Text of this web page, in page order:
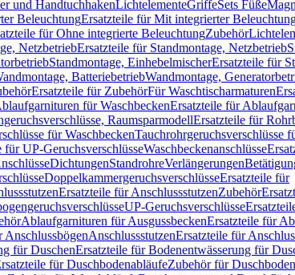
und HandtuchhakenLichtelementeGriffeSets Füße
BeleuchtungErsatzteile für Mit integrierter
für Ohne integrierte BeleuchtungZubehör
NetzbetriebErsatzteile für Standmontage, Netzbetrieb
Standmontage, EinhebelmischerErsatzteile für
BatteriebetriebWandmontage,
Ersatzteile für ZubehörFür Waschtischarmaturen
für WaschbeckenErsatzteile für
RaumsparmodellErsatzteile für
für WaschbeckenTauchrohrgeruchsverschlüsse
für UP-GeruchsverschlüsseWaschbeckenanschlüsse
DichtungenStandrohreVerlängerungen
DoppelkammergeruchsverschlüsseErsatzteile für
Ersatzteile für AnschlussstutzenZubehör
UP-Geruchsverschlüsse
Ablaufgarnituren für AusgussbeckenErsatzteile für
AnschlussbögenAnschlussstutzenErsatzteile für
für DuschenErsatzteile für Bodenentwässerung für
für DuschbodenabläufeZubehör für